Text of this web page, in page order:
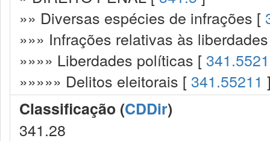
»» Diversas espécies de infrações [
»»» Infrações relativas às
»»»» Liberdades políticas [ 341.5521
»»»»» Delitos eleitorais [ 341.55211
Classificação (CDDir)
341.28